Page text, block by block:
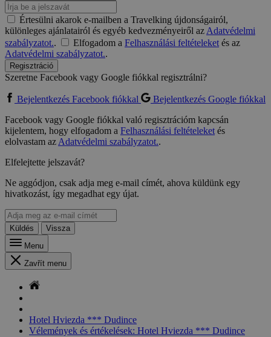
Értesülni akarok e-mailben a Travelking újdonságairól,
különleges ajánlatairól és egyéb kedvezményeiről azAdatvédelmi
szabályzatot.. Elfogadom a Felhasználási feltételeketés az
Adatvédelmi szabályzatot..
Regisztráció
Szeretne Facebook vagy Google fiókkal regisztrálni?
Bejelentkezés Facebook fiókkal
Bejelentkezés Google fiókkal
Facebook vagy Google fiókkal való regisztrációm kapcsán
kijelentem, hogy elfogadom a Felhasználási feltételeketés
elolvastam azAdatvédelmi szabályzatot..
Elfelejtette jelszavát?
Ne aggódjon, csak adja meg e-mail címét, ahova küldünk egy
hivatkozást, így megadhat egy újat.
Küldés
Vissza
Menu
Zavřít menu
Hotel Hviezda *** Dudince
Vélemények és értékelések: Hotel Hviezda *** Dudince